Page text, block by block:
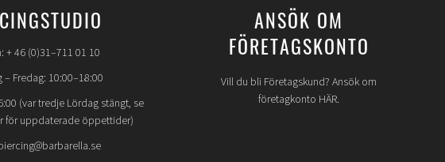
+ 46 (0)31–711 01 10
– Fredag: 10:00–18:00
(var tredje Lördag stängt, se
för uppdaterade öppettider)
ANSÖK OM
FÖRETAGSKONTO
Vill du bli Företagskund? Ansök om
företagkonto HÄR.